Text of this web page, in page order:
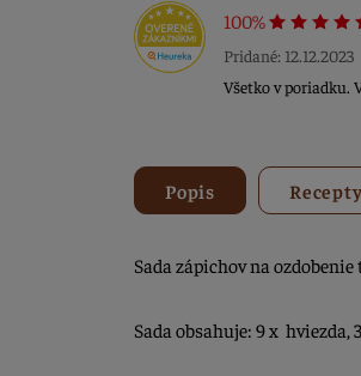
100%
Pridané: 12.12.2023
Všetko v poriadku.
Popis
Sada zápichov na
Sada obsahuje: 9 x